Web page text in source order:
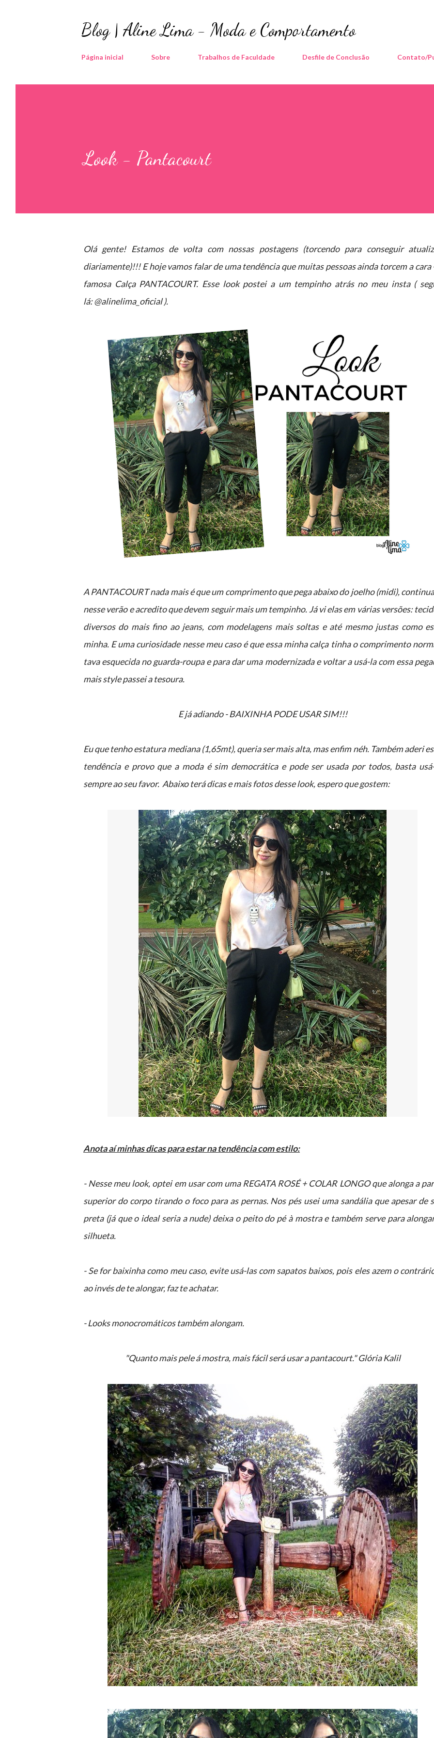
Blog | Aline Lima - Moda e Comportamento
Página inicial Sobre Trabalhos de Faculdade Desfile de Conclusão Contato/
Look - Pantacourt
Olá gente! Estamos de volta com nossas postagens (torcendo para conseguir
diariamente)!!! E hoje vamos falar de uma tendência que muitas pessoas ainda torcem a cara
famosa Calça PANTACOURT. Esse look postei a um tempinho atrás no meu insta (
lá: @alinelima_oficial ).
A PANTACOURT nada mais é que um comprimento que pega abaixo do joelho (midi),
nesse verão e acredito que devem seguir mais um tempinho. Já vi elas em várias versões:
diversos do mais fino ao jeans, com modelagens mais soltas e até mesmo justas como
minha. E uma curiosidade nesse meu caso é queessa minha calça tinha o comprimento
tava esquecida no guarda-roupa e para dar uma modernizada e voltar a usá-la com essa
mais style passei a tesoura.
E já adiando - BAIXINHA PODE USAR SIM!!!
Eu que tenho estatura mediana (1,65mt), queria ser mais alta, mas enfim néh. Também aderi
tendência e provo que a moda é sim democrática e pode ser usada por todos, basta
sempre ao seu favor. Abaixo terá dicas e mais fotos desse look, espero que gostem:
Anota aí minhas dicas para estar na tendência com estilo:
- Nesse meu look, optei em usar com uma REGATA ROSÉ + COLAR LONGO que alonga a
superior do corpo tirando o foco para as pernas. Nos pés usei uma sandália que apesar de
preta (já que o ideal seria a nude) deixa o peito do pé à mostra e também serve para
silhueta.
- Se for baixinha como meu caso, evite usá-las com sapatos baixos, pois eles azem o
ao invés de te alongar, faz te achatar.
- Looks monocromáticos também alongam.
"Quanto mais pele á mostra, mais fácil será usar a pantacourt." Glória Kalil